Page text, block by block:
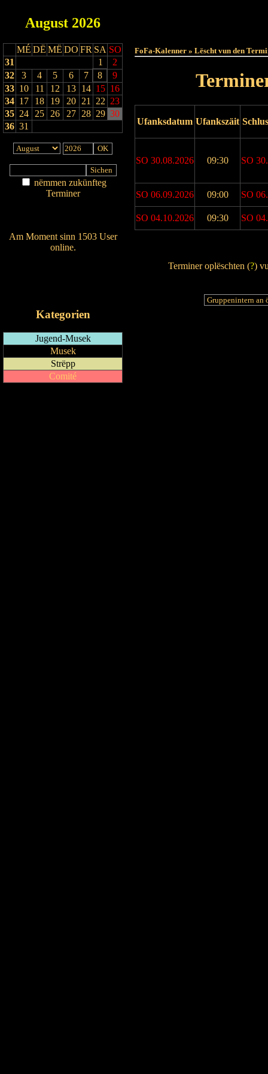
August 2026
MÉ DË MË DO FR SA SO
31
1
2
32
3 4 5 6 7 8
9
33 10 11 12 13 14 15 16
34 17 18 19 20 21 22 23
35 24 25 26 27 28 29 30
36 31
nëmmen zukünfteg
Terminer
Am Moment sinn 1503 User
online.
Kategorien
Jugend-Musek
Musek
Strëpp
Comité
FoFa-Kalenner » Lëscht vun den
Ufanksdatum Ufankszäit
SO 30.08.2026 09:30 SO
SO 06.09.2026 09:00 SO
SO 04.10.2026 09:30 SO
Terminer oplëschten (?)